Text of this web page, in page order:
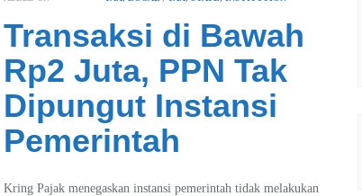
Transaksi di Bawah
Rp2 Juta, PPN Tak
Dipungut Instansi
Pemerintah
Kring Pajak menegaskan instansi pemerintah tidak melakukan